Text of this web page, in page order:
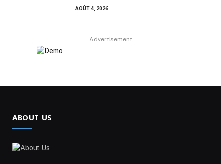
AOÛT 4, 2026
Advertisement
ABOUT US